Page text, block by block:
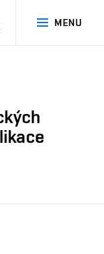
MENU
SEARCH